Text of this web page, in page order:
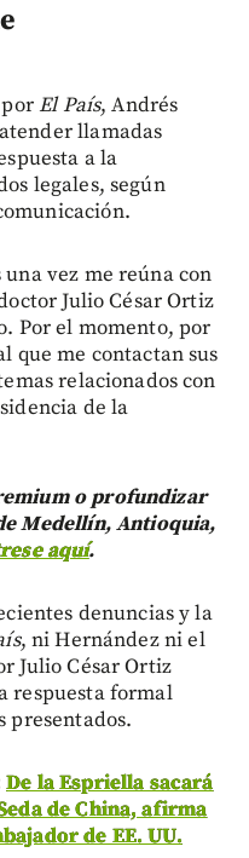
porEl País, Andrés
llamadas
a la
legales, según
vez me reúna con
Julio César Ortiz
Por el momento, por
que me contactan sus
relacionados con
de la
o profundizar
Medellín, Antioquia,
aquí.
denuncias y la
, ni Hernández ni el
Julio César Ortiz
respuesta formal
presentados.
De la Espriella sacará
de China, afirma
de EE. UU.